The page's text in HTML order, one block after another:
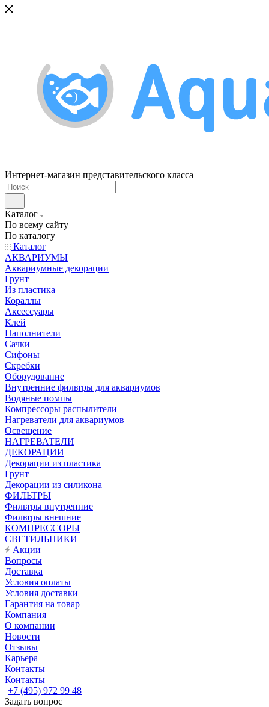
Интернет-магазин представительского класса
Каталог
По всему сайту
По каталогу
Каталог
АКВАРИУМЫ
Аквариумные декорации
Грунт
Из пластика
Кораллы
Аксессуары
Клей
Наполнители
Сачки
Сифоны
Скребки
Оборудование
Внутренние фильтры для аквариумов
Водяные помпы
Компрессоры распылители
Нагреватели для аквариумов
Освещение
НАГРЕВАТЕЛИ
ДЕКОРАЦИИ
Декорации из пластика
Грунт
Декорации из силикона
ФИЛЬТРЫ
Фильтры внутренние
Фильтры внешние
КОМПРЕССОРЫ
СВЕТИЛЬНИКИ
Акции
Вопросы
Доставка
Условия оплаты
Условия доставки
Гарантия на товар
Компания
О компании
Новости
Отзывы
Карьера
Контакты
Контакты
+7 (495) 972 99 48
Задать вопрос